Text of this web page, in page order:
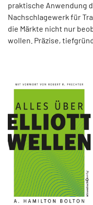
praktische Anwendung
Nachschlagewerk für
die Märkte nicht nur
wollen. Präzise,